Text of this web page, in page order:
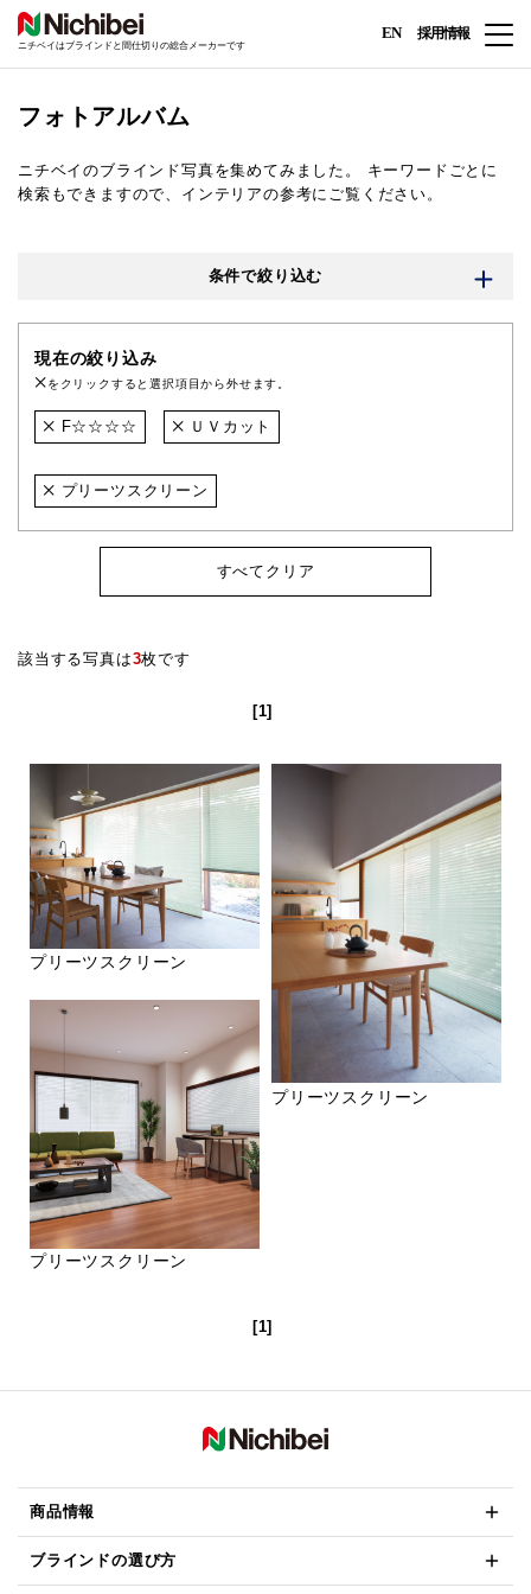
ニチベイはブラインドと間仕切りの総合メーカーです
EN 採用情報
フォトアルバム
ニチベイのブラインド写真を集めてみました。
キーワードごとに
検索もできますので、インテリアの参考にご覧ください。
条件で絞り込む
現在の絞り込み
をクリックすると選択項目から外せます。
F☆☆☆☆ ＵＶカット
プリーツスクリーン
すべてクリア
該当する写真は3枚です
[1]
プリーツスクリーン
プリーツスクリーン
プリーツスクリーン
[1]
商品情報
ブラインドの選び方